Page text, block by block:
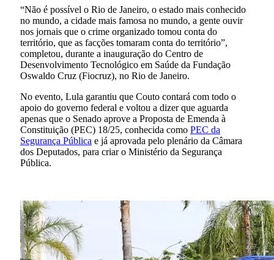
“Não é possível o Rio de Janeiro, o estado mais conhecido
no mundo, a cidade mais famosa no mundo, a gente ouvir
nos jornais que o crime organizado tomou conta do
território, que as facções tomaram conta do território”,
completou, durante a inauguração do Centro de
Desenvolvimento Tecnológico em Saúde da Fundação
Oswaldo Cruz (Fiocruz), no Rio de Janeiro.
No evento, Lula garantiu que Couto contará com todo o
apoio do governo federal e voltou a dizer que aguarda
apenas que o Senado aprove a Proposta de Emenda à
Constituição (PEC) 18/25, conhecida como PEC da
Segurança Pública e já aprovada pelo plenário da Câmara
dos Deputados, para criar o Ministério da Segurança
Pública.